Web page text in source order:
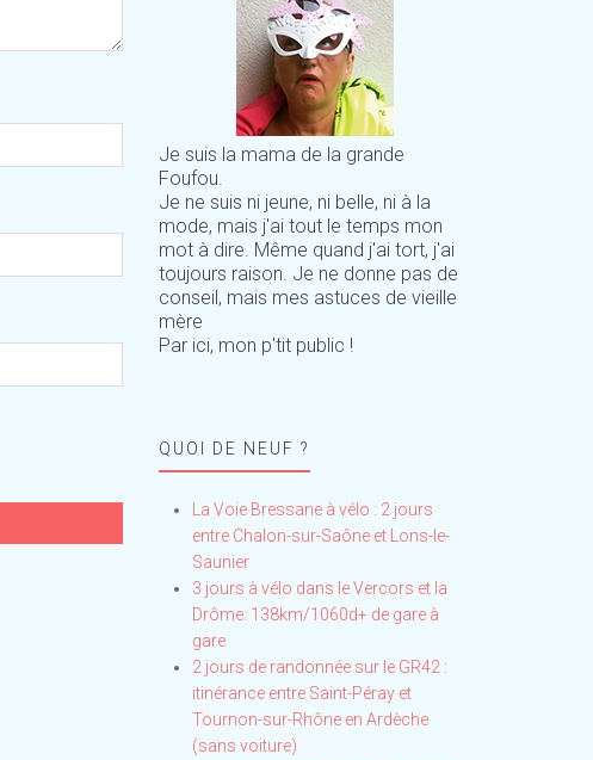
Je suis la mama de la grande
Foufou.
Je ne suis ni jeune, ni belle, ni à la
mode, mais j'ai tout le temps mon
mot à dire. Même quand j'ai tort, j'ai
toujours raison. Je ne donne pas de
conseil, mais mes astuces de vieille
mère
Par ici, mon p'tit public !
QUOI DE NEUF ?
La Voie Bressane à vélo : 2 jours
entre Chalon-sur-Saône et Lons-le-
Saunier
3 jours à vélo dans le Vercors et la
Drôme: 138km/1060d+ de gare à
gare
2 jours de randonnée sur le GR42 :
itinérance entre Saint-Péray et
Tournon-sur-Rhône en Ardèche
(sans voiture)